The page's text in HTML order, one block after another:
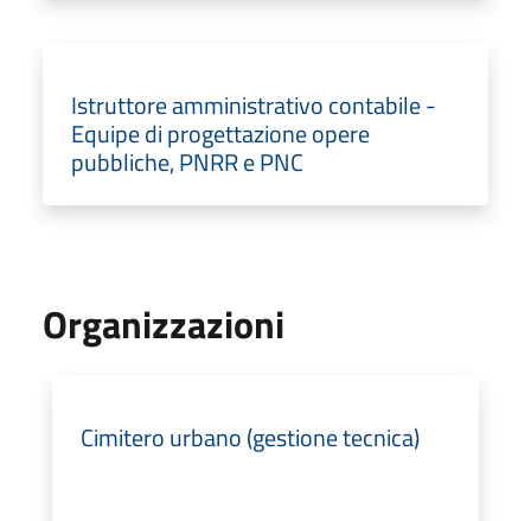
Istruttore amministrativo contabile -
Equipe di progettazione opere
pubbliche, PNRR e PNC
Organizzazioni
Cimitero urbano (gestione tecnica)